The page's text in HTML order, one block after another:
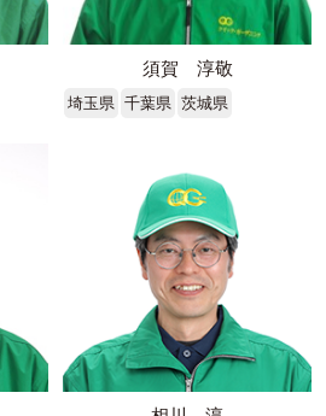
須賀 淳敬
埼玉県 千葉県 茨城県